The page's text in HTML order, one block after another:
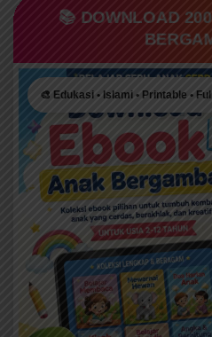
📚 DOWNLOAD
🎨 Edukasi • Islami • Printable •